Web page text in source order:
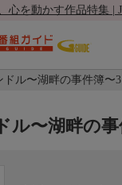
心を動かす作品特集 |
ドル〜湖畔の事件簿〜3
ル〜湖畔の事